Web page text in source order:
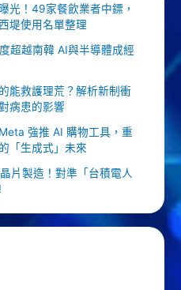
光！49家餐飲業者中鏢，
堤使用名單整理
超越南韓 AI與半導體成經
能救護理荒？解析新制衝
病患的影響
強推 AI 購物工具，重
「生成式」未來
片製造！對準「台積電人